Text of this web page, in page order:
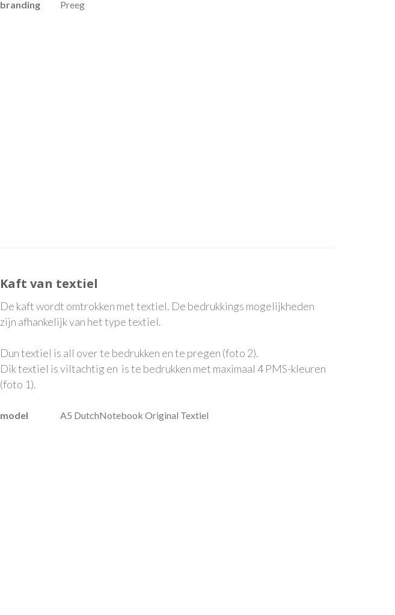
branding
Preeg
Kaft van textiel
De kaft wordt omtrokken met textiel. De bedrukkings mogelijkheden
zijn afhankelijk van het type textiel.
Dun textiel is all over te bedrukken en te pregen (foto 2).
Dik textiel is viltachtig en is te bedrukken met maximaal 4 PMS-kleuren
(foto 1).
model A5 DutchNotebook Original Textiel